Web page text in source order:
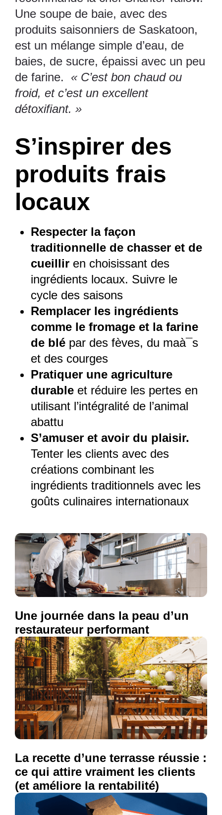
Une soupe de baie, avec des
produits saisonniers de Saskatoon,
est un mélange simple d’eau, de
baies, de sucre, épaissi avec un peu
de farine. « C’est bon chaud ou
froid, et c’est un excellent
détoxifiant. »
S’inspirer des
produits frais
locaux
Respecter la façon
traditionnelle de chasser et de
cueillir en choisissant des
ingrédients locaux. Suivre le
cycle des saisons
Remplacer les ingrédients
comme le fromage et la farine
de blé par des fèves, du maà¯s
et des courges
Pratiquer une agriculture
durable et réduire les pertes en
utilisant l’intégralité de l’animal
abattu
S’amuser et avoir du plaisir.
Tenter les clients avec des
créations combinant les
ingrédients traditionnels avec les
goûts culinaires internationaux
Une journée dans la peau d’un
restaurateur performant
La recette d’une terrasse réussie :
ce qui attire vraiment les clients
(et améliore la rentabilité)